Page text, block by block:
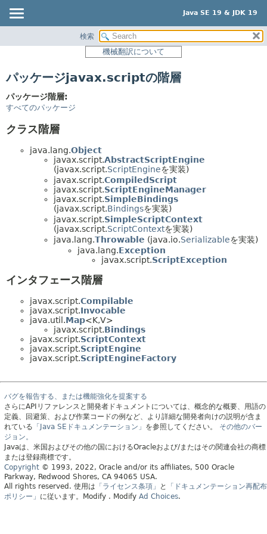
Java SE 19 & JDK 19
パッケージ
クラス
使用
階層ツリー
プレビュー
検索
機械翻訳について
パッケージjavax.scriptの階層
パッケージ階層:
すべてのパッケージ
クラス階層
java.lang.Object
javax.script.AbstractScriptEngine
(javax.script.ScriptEngineを実装)
javax.script.CompiledScript
javax.script.ScriptEngineManager
javax.script.SimpleBindings
(javax.script.Bindingsを実装)
javax.script.SimpleScriptContext
(javax.script.ScriptContextを実装)
java.lang.Throwable (java.io.Serializableを実装)
java.lang.Exception
javax.script.ScriptException
インタフェース階層
javax.script.Compilable
javax.script.Invocable
java.util.Map<K,V>
javax.script.Bindings
javax.script.ScriptContext
javax.script.ScriptEngine
javax.script.ScriptEngineFactory
バグを報告する、または機能強化を提案する
さらにAPIリファレンスと開発者ドキュメントについては、概念的な概要、用語の
定義、回避策、および作業コードの例など、より詳細な開発者向けの説明が含ま
れている 「Java SEドキュメンテーション」 を参照してください。
その他のバー
ジョン。
Javaは、米国およびその他の国におけるOracleおよび/またはその関連会社の商標
または登録商標です。
Copyright © 1993, 2022, Oracle and/or its affiliates, 500 Oracle
Parkway, Redwood Shores, CA 94065 USA.
All rights reserved. 使用は 「ライセンス条項」 と
「ドキュメンテーション再配布
ポリシー」 に従います。 Modify . Modify Ad Choices.